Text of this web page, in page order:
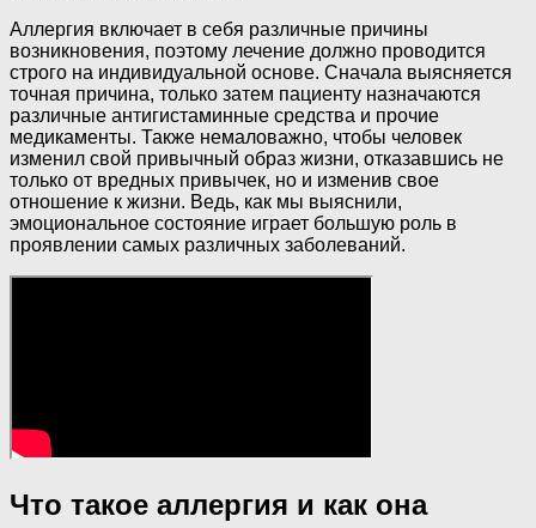
Аллергия включает в себя различные причины
возникновения, поэтому лечение должно проводится
строго на индивидуальной основе. Сначала выясняется
точная причина, только затем пациенту назначаются
различные антигистаминные средства и прочие
медикаменты. Также немаловажно, чтобы человек
изменил свой привычный образ жизни, отказавшись не
только от вредных привычек, но и изменив свое
отношение к жизни. Ведь, как мы выяснили,
эмоциональное состояние играет большую роль в
проявлении самых различных заболеваний.
Что такое аллергия и как она